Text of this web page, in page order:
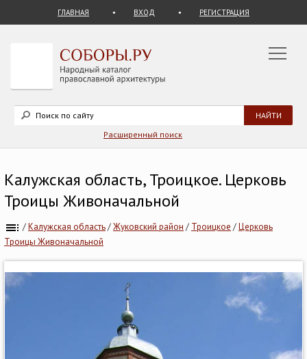
ГЛАВНАЯ ВХОД РЕГИСТРАЦИЯ
Расширенный поиск
Калужская область, Троицкое. Церковь
Троицы Живоначальной
/Калужская область/Жуковский район / Троицкое /Церковь
Троицы Живоначальной